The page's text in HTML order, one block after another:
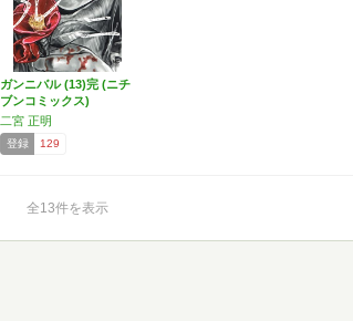
ガンニバル (13)完 (ニチ
ブンコミックス)
二宮 正明
登録 129
全13件を表示